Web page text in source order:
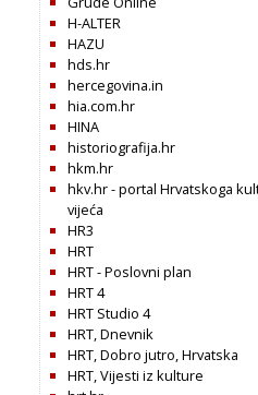
H-ALTER
HAZU
hds.hr
hercegovina.in
hia.com.hr
HINA
historiografija.hr
hkm.hr
hkv.hr - portal Hrvatskoga
vijeća
HR3
HRT
HRT - Poslovni plan
HRT 4
HRT Studio 4
HRT, Dnevnik
HRT, Dobro jutro, Hrvatska
HRT, Vijesti iz kulture